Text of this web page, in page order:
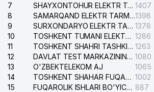
7
SHAYXONTOHUR ELEKTR TARMOG'I NOSOZLIKLARINI TUZATISH XIZMATI 1407
8
SAMARQAND ELEKTR TARMOQLARI AJ1398
9
SURXONDARYO ELEKTR TARMOQLARI AJ 1378
10
TOSHKENT TUMANI ELEKTR TARMOG'I AVARIYA XIZMATI 1286
11
TOSHKENT SHAHRI TASHKILOT TELEFONLARI HAQIDA MA'LUMOT BYUROSI 1263
12
DAVLAT TEST MARKAZINING ISHONCH TELEFONLARI 1080
13
O'ZBEKTELEKOM AJ
1065
14
TOSHKENT SHAHAR FUQAROLIK ISHLARI BO'YICHA SUDI 1002
15
FUQAROLIK ISHLARI BO'YICHA YAKKASAROY TUMANLARARO SUDI 887